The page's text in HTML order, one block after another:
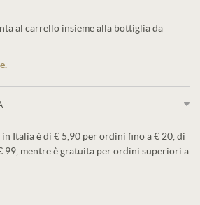
al carrello insieme alla bottiglia da
Italia è di € 5,90 per ordini fino a € 20, di
99, mentre è gratuita per ordini superiori a